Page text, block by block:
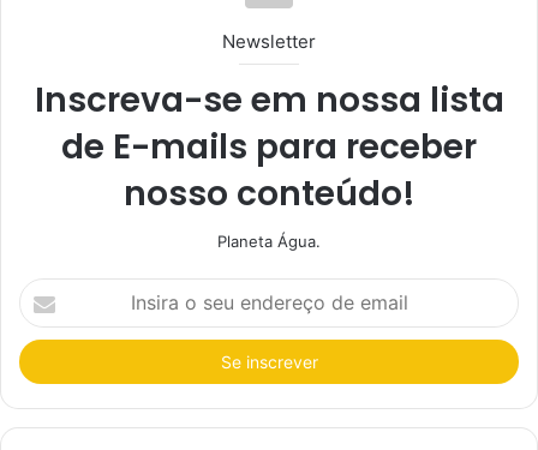
Newsletter
Inscreva-se em nossa lista
de E-mails para receber
nosso conteúdo!
Planeta Água.
I
n
i
r
a
o
s